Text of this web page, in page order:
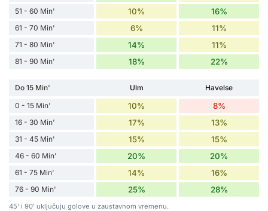
51 - 60 Min' 10% 16%
61 - 70 Min' 6% 11%
71 - 80 Min' 14% 11%
81 - 90 Min' 18% 22%
Do 15 Min' Ulm
Havelse
0 - 15 Min'
10% 8%
16 - 30 Min' 17% 13%
31 - 45 Min' 15% 15%
46 - 60 Min' 20% 20%
61 - 75 Min' 14% 16%
76 - 90 Min' 25% 28%
45' i 90' uključuju golove u zaustavnom vremenu.